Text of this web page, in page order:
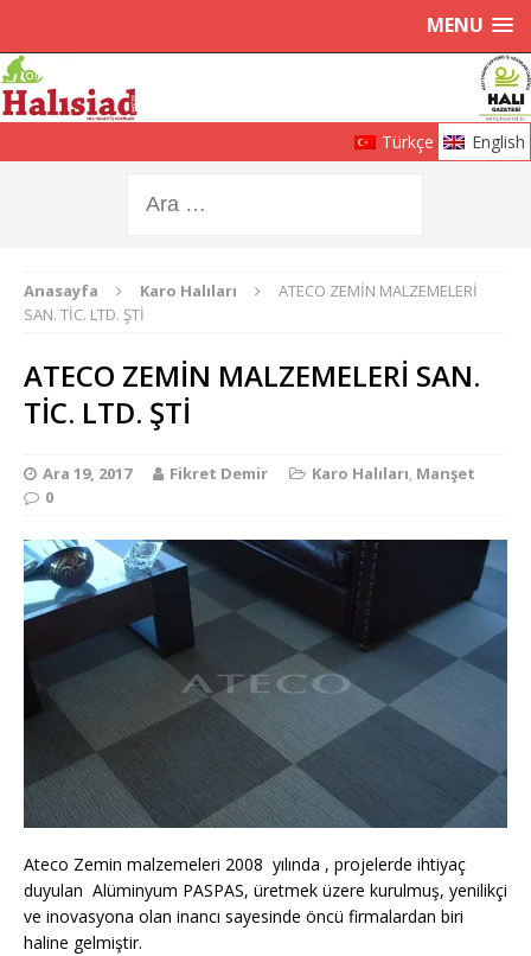
MENU
Türkçe English
Anasayfa Karo Halıları
ATECO ZEMİN MALZEMELERİ
SAN. TİC. LTD. ŞTİ
ATECO ZEMİN MALZEMELERİ SAN.
TİC. LTD. ŞTİ
Ara 19, 2017 Fikret Demir Karo Halıları, Manşet
0
Ateco Zemin malzemeleri 2008 yılında , projelerde ihtiyaç
duyulan Alüminyum PASPAS, üretmek üzere kurulmuş, yenilikçi
ve inovasyona olan inancı sayesinde öncü firmalardan biri
haline gelmiştir.